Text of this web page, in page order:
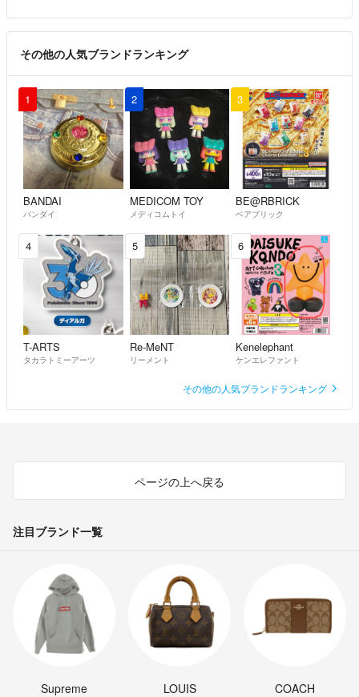
その他の人気ブランドランキング
1
BANDAI
バンダイ
2
MEDICOM TOY
メディコムトイ
3
BE@RBRICK
ベアブリック
4
T-ARTS
タカラトミーアーツ
5
Re-MeNT
リーメント
6
Kenelephant
ケンエレファント
その他の人気ブランドランキング
ページの上へ戻る
注目ブランド一覧
Supreme
LOUIS
COACH